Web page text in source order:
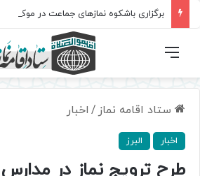
برگزاری باشکوه نمازهای جماعت در موکب
فهرست
ستاد اقامه نماز / اخبار
اخبار البرز
طرح ترویج نماز در مدارس